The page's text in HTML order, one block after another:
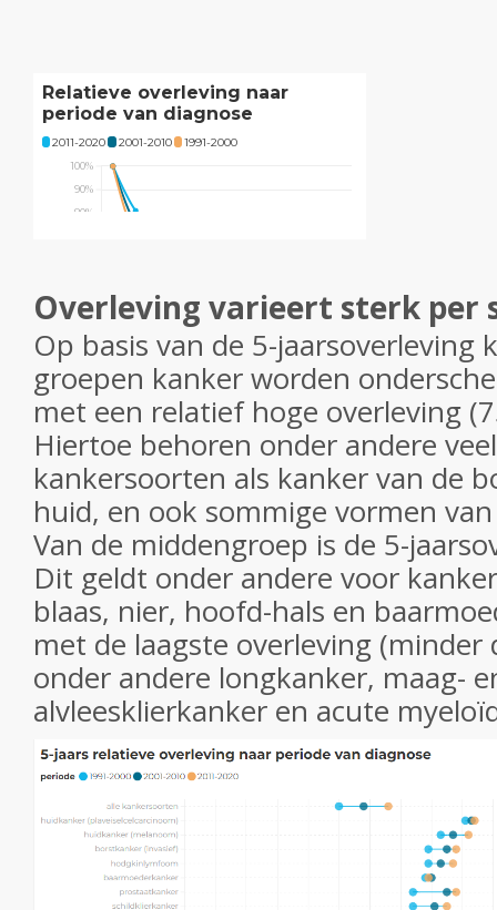
Overleving varieert sterk per
Op basis van de 5-jaarsoverleving
groepen kanker worden
met een relatief hoge overleving
Hiertoe behoren onder andere
kankersoorten als kanker van de
huid, en ook sommige vormen
Van de middengroep is de 5-
Dit geldt onder andere voor
blaas, nier, hoofd-hals en
met de laagste overleving (minder
onder andere longkanker, maag-
alvleesklierkanker en acute